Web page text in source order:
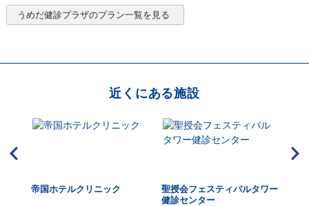
うめだ健診プラザのプラン一覧を見る
近くにある施設
帝国ホテルクリニック
聖授会フェスティバルタワー
健診センター